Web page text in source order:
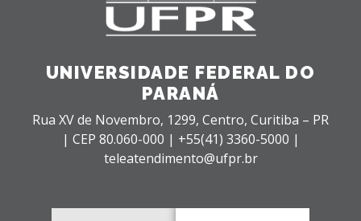
UNIVERSIDADE FEDERAL DO
PARANÁ
Rua XV de Novembro, 1299, Centro, Curitiba – PR
| CEP 80.060-000 | +55(41) 3360-5000 |
teleatendimento@ufpr.br